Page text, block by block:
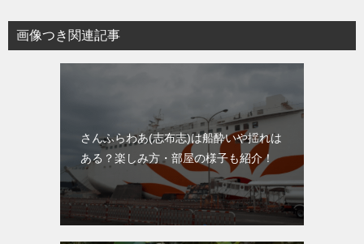
画像つき関連記事
さんふらわあ(志布志)は船酔いや揺れは
ある？楽しみ方・部屋の様子も紹介！